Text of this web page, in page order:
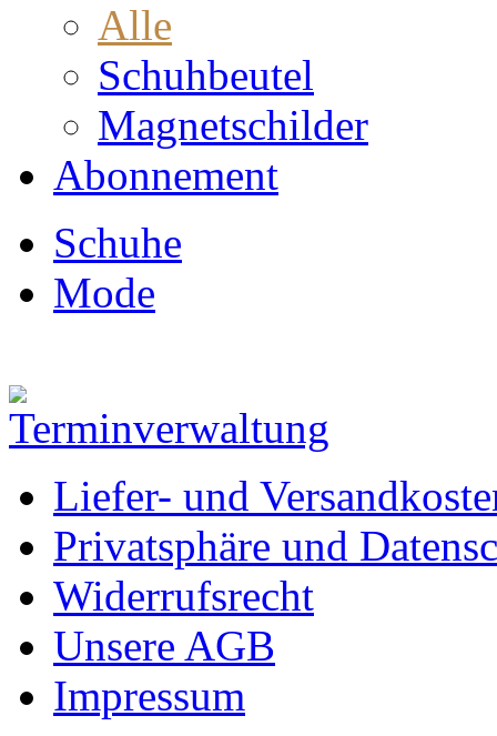
Alle
Schuhbeutel
Magnetschilder
Abonnement
Schuhe
Mode
Liefer- und
Privatsphäre und
Widerrufsrecht
Unsere AGB
Impressum